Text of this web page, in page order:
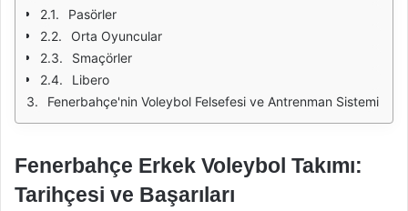
Pasörler
Orta Oyuncular
Smaçörler
Libero
Fenerbahçe'nin Voleybol Felsefesi ve Antrenman Sistemi
Fenerbahçe Erkek Voleybol Takımı:
Tarihçesi ve Başarıları